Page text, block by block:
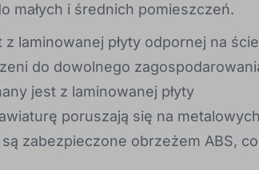
małych i średnich pomieszczeń.
laminowanej płyty odpornej na
do dowolnego
jest z laminowanej płyty
poruszają się na
zabezpieczone obrzeżem ABS,